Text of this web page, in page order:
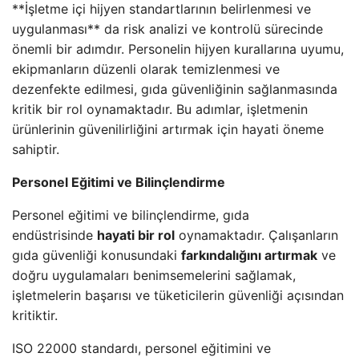
**İşletme içi hijyen standartlarının belirlenmesi ve
uygulanması** da risk analizi ve kontrolü sürecinde
önemli bir adımdır. Personelin hijyen kurallarına uyumu,
ekipmanların düzenli olarak temizlenmesi ve
dezenfekte edilmesi, gıda güvenliğinin sağlanmasında
kritik bir rol oynamaktadır. Bu adımlar, işletmenin
ürünlerinin güvenilirliğini artırmak için hayati öneme
sahiptir.
Personel Eğitimi ve Bilinçlendirme
Personel eğitimi ve bilinçlendirme, gıda
endüstrisinde hayati bir rol oynamaktadır. Çalışanların
gıda güvenliği konusundaki farkındalığını artırmak ve
doğru uygulamaları benimsemelerini sağlamak,
işletmelerin başarısı ve tüketicilerin güvenliği açısından
kritiktir.
ISO 22000 standardı, personel eğitimini ve